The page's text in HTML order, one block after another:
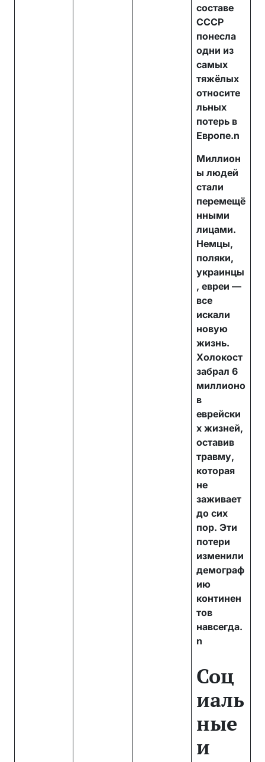
составе
СССР
понесла
одни из
самых
тяжёлых
относите
льных
потерь в
Европе.n
Миллион
ы людей
стали
перемещё
нными
лицами.
Немцы,
поляки,
украинцы
, евреи —
все
искали
новую
жизнь.
Холокост
забрал 6
миллионо
в
еврейски
х жизней,
оставив
травму,
которая
не
заживает
до сих
пор. Эти
потери
изменили
демограф
ию
континен
тов
навсегда.
n
Соц
иаль
ные
и